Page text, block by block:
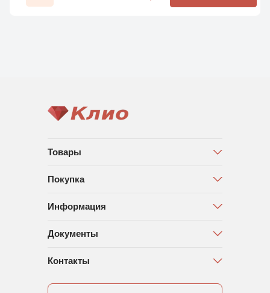
Товары
Покупка
Информация
Документы
Контакты